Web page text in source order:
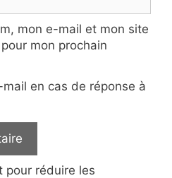
mon e-mail et mon site
mon prochain
en cas de réponse à
pour réduire les